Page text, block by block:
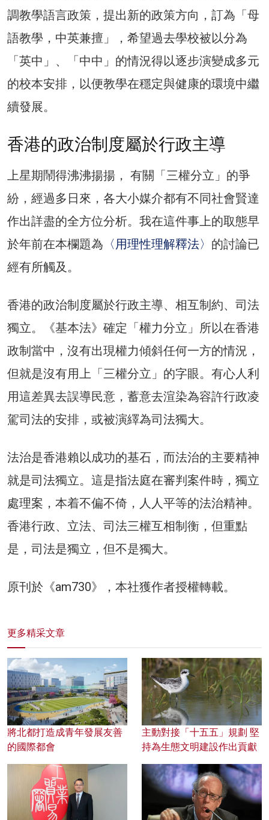
調教學語言政策，提出新的政策方向，訂為「母
語教學，中英兼擅」，希望過去學校被以分為
「英中」、「中中」的情況得以逐步演變成多元
的校本安排，以便教學在穩定與健康的環境中繼
續發展。
香港的政治制度屬於行政主導
上星期鬧得沸沸揚揚， 有關「三權分立」的爭
紛，經過多日來，各大小媒介都有不同社會賢達
作出詳盡的全方位分析。我在這件事上的取態早
於年前在本欄題為 〈用理性理解釋法〉 的討論已
經有所觸及。
香港的政治制度屬於行政主導、相互制約、司法
獨立。《基本法》確定「權力分立」所以在香港
政制當中，沒有出現權力傾斜任何一方的情況，
但就是沒有用上「三權分立」的字眼。有心人利
用這差異去誤導民意，蓄意去渲染為容許行政凌
駕司法的安排，或被演繹為司法獨大。
法治是香港賴以成功的基石，而法治的主要精神
就是司法獨立。這是指法庭在審判案件時，獨立
處理案，本着不偏不倚，人人平等的法治精神。
香港行政、立法、司法三權互相制衡，但重點
是，司法是獨立，但不是獨大。
原刊於《am730》，本社獲作者授權轉載。
更多精采文章
將北都打造成青年發展友善
的國際都會
主動對接「十五五」規劃 堅
持為生態文明建設作出貢獻